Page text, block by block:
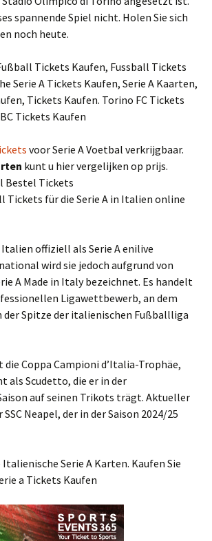
spannende Spiel nicht. Holen Sie sich
noch heute.
Tickets Kaufen, Fussball Tickets
Serie A Tickets Kaufen, Serie A Kaarten,
Tickets Kaufen. Torino FC Tickets
Tickets Kaufen
voor Serie A Voetbal verkrijgbaar.
kunt u hier vergelijken op prijs.
Bestel Tickets
Tickets für die Serie A in Italien online
Italien offiziell als Serie A enilive
wird sie jedoch aufgrund von
A Made in Italy bezeichnet. Es handelt
Ligawettbewerb, an dem
der Spitze der italienischen Fußballliga
Coppa Campioni d’Italia-Trophäe,
als Scudetto, die er in der
auf seinen Trikots trägt. Aktueller
Neapel, der in der Saison 2024/25
Serie A Karten. Kaufen Sie
a Tickets Kaufen